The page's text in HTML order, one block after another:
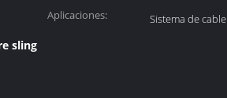
Aplicaciones:
Sistema de cable
sling